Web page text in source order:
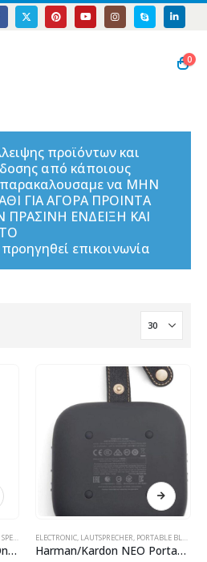
0
προϊόντων και
από κάποιους
παρακαλουσαμε να ΜΗΝ
ΓΙΑ ΑΓΟΡΑ ΠΡΟΙΝΤΑ
ΕΝΔΕΙΞΗ ΚΑΙ
επικοινωνία
ΠΡΟΪΌΝΤΑ ΠΛΗΡΟΦΟΡΙΚΉΣ - ΚΙΝΗΤΉΣ
Harman Kardon Citation One Black Multiroom
ELECTRONIC LAUTSPRECHER PORTABLE BLUETOOTH SPEAKER
Harman/Kardon NEO Portable Bluetooth Speaker Gray